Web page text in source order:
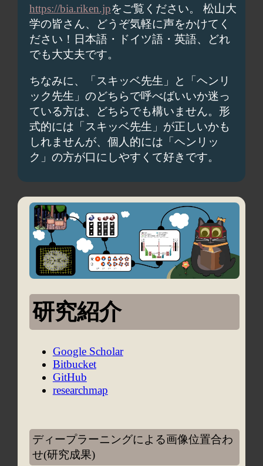
https://bia.riken.jpをご覧ください。 松山大
学の皆さん、どうぞ気軽に声をかけてく
ださい！日本語・ドイツ語・英語、どれ
でも大丈夫です。
ちなみに、「スキッベ先生」と「ヘンリ
ック先生」のどちらで呼べばいいか迷っ
ている方は、どちらでも構いません。形
式的には「スキッベ先生」が正しいかも
しれませんが、個人的には「ヘンリッ
ク」の方が口にしやすくて好きです。
研究紹介
Google Scholar
Bitbucket
GitHub
researchmap
ディープラーニングによる画像位置合わ
せ(研究成果)